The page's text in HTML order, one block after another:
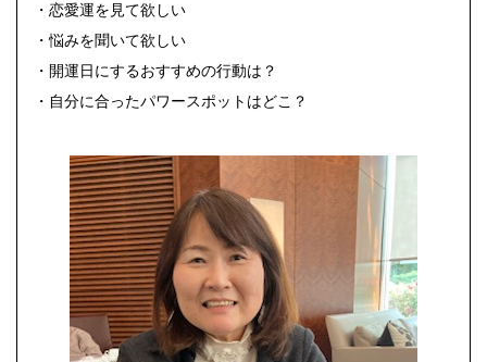
・恋愛運を見て欲しい
・悩みを聞いて欲しい
・開運日にするおすすめの行動は？
・自分に合ったパワースポットはどこ？